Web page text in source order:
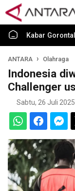
Kabar
ANTARA Olahraga
Indonesia
Challenger
Sabtu, 26 Juli